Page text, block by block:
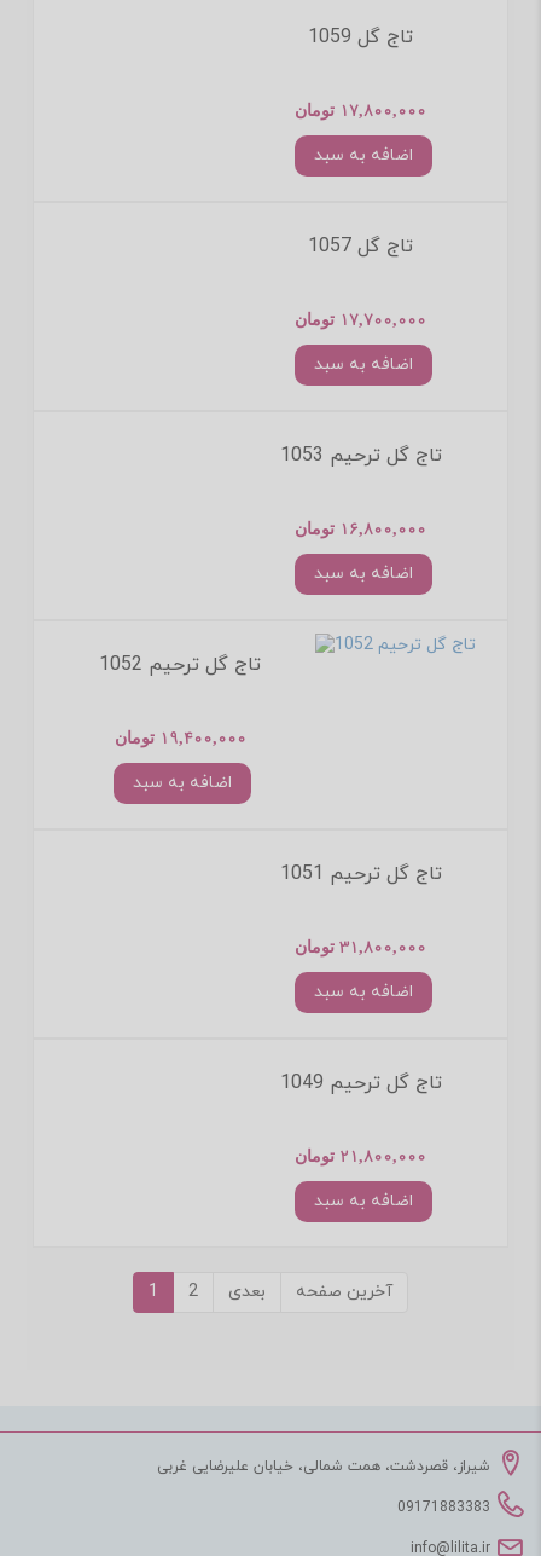
تاج گل 1059
17,800,000 تومان
اضافه به سبد
تاج گل 1057
17,700,000 تومان
اضافه به سبد
تاج گل ترحیم 1053
16,800,000 تومان
اضافه به سبد
تاج گل ترحیم 1052
19,400,000 تومان
اضافه به سبد
تاج گل ترحیم 1051
31,800,000 تومان
اضافه به سبد
تاج گل ترحیم 1049
21,800,000 تومان
اضافه به سبد
1 2 بعدی آخرین صفحه
شیراز، قصردشت، همت شمالی، خیابان علیرضایی غربی
09171883383
info@lilita.ir